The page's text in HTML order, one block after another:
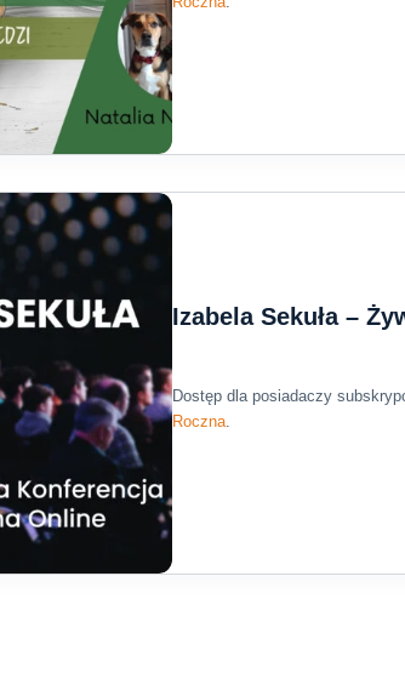
Izabela Sekuła –
Dostęp dla posiadaczy
Roczna.